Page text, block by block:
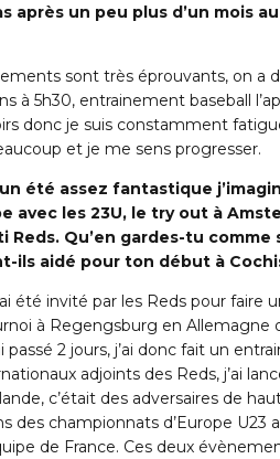
après un peu plus d’un mois
sont très éprouvants, on a
à 5h30, entrainement baseball
donc je suis constamment
et je me sens progresser.
été assez fantastique
avec les 23U, le try out à
Reds. Qu’en gardes-tu comme
ils aidé pour ton début à
été invité par les Reds pour faire
à Regengsburg en Allemagne
passé 2 jours, j’ai donc fait un
adjoints des Reds, j’ai
c’était des adversaires de
des championnats d’Europe U23
de France. Ces deux